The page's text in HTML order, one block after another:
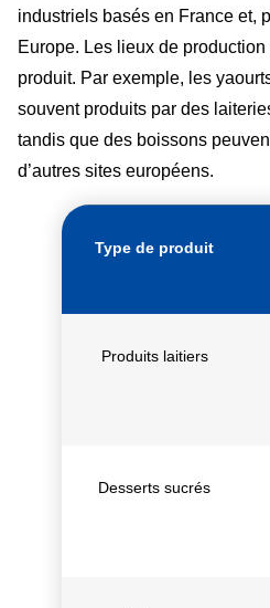
industriels basés en France et,
Europe. Les lieux de
produit. Par exemple, les
souvent produits par des
tandis que des boissons
d’autres sites européens.
Type de produit
Produits laitiers
Desserts sucrés